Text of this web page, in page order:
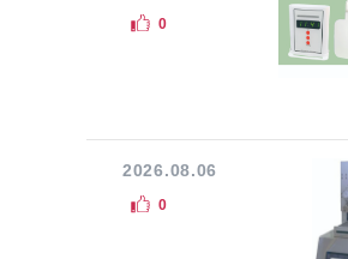
0
2026.08.06
0